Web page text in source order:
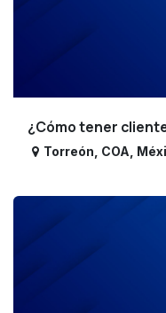
¿Cómo tener
Torreón COA